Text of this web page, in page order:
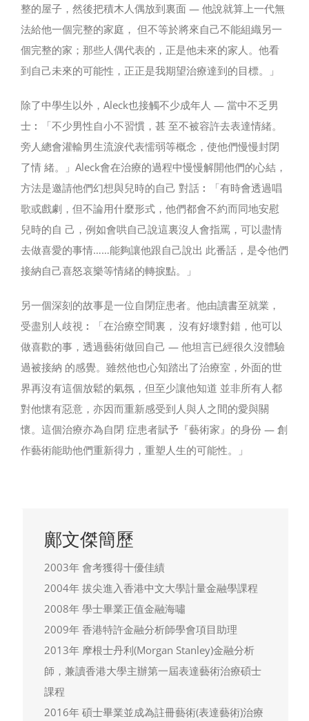
整的屋子，然後把積木人偶放到裏面 — 他說就算上一代無
法給他一個完整的家庭， 但不等於將來自己不能組織另一
個完整的家；那些人偶代表的，正是他未來的家人。他看
到自己未來的可能性，正正是我期望治療達到的目標。」
除了中學生以外，Aleck也接觸不少成年人 — 當中不乏男
士︰「不少男性自小不習慣，甚 至不被容許去表達情緒。
旁人總會灌輸男生流淚代表懦弱等概念，使他們慢慢封閉
了情 緒。」Aleck會在治療的過程中慢慢解開他們的心結，
方法是邀請他們幻想與兒時的自己 對話︰「有時會透過唱
歌或戲劇，但不論用什麼形式，他們都會不約而同地安慰
兒時的自 己，例如會哄自己說這裏沒人會指罵，可以盡情
去做喜愛的事情……能夠讓他跟自己說出 此番話，是令他們
接納自己喜怒哀樂等情緒的轉捩點。」
另一個深刻的故事是一位自閉症患者。他由讀書至就業，
受盡別人歧視︰「在治療空間裏， 沒有好壞對錯，他可以
做喜歡的事，透過藝術做回自己 — 他坦言已經很久沒體驗
過被接納 的感覺。雖然他也心知踏出了治療室，外面的世
界再沒有這個放鬆的氣氛，但至少讓他知道 並非所有人都
對他懷有惡意，亦因而重新感受到人與人之間的愛與關
懷。這個治療亦為自閉 症患者賦予『藝術家』的身份 — 創
作藝術能助他們重新得力，重塑人生的可能性。」
鄺文傑簡歷
2003年 會考獲得十優佳績
2004年 拔尖進入香港中文大學計量金融學課程
2008年 學士畢業正值金融海嘯
2009年 香港特許金融分析師學會項目助理
2013年 摩根士丹利(Morgan Stanley)金融分析
師，兼讀香港大學主辦第一屆表達藝術治療碩士
課程
2016年 碩士畢業並成為註冊藝術(表達藝術)治療